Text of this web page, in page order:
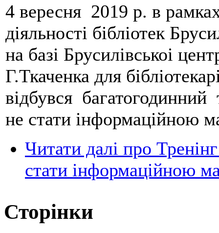
4 вересня 2019 р. в
діяльності бібліотек
на базі Брусилівськоі
Г.Ткаченка для
відбувся багатогодинний
не стати інформаційною
Читати далі про
стати інформаційною
Сторінки